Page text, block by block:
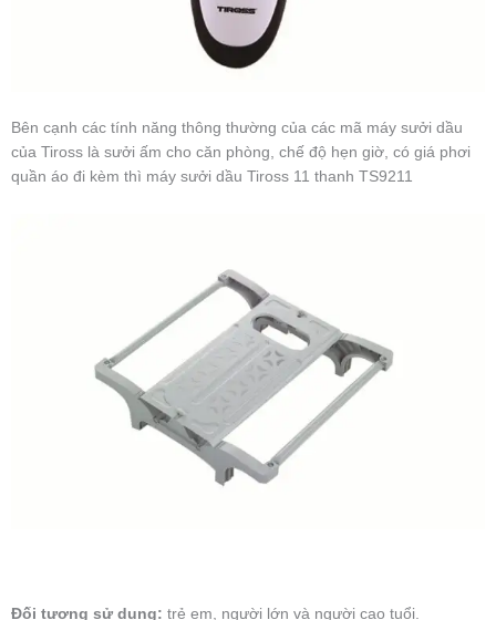
Bên cạnh các tính năng thông thường của các mã máy sưởi dầu
của Tiross là sưởi ấm cho căn phòng, chế độ hẹn giờ, có giá phơi
quần áo đi kèm thì máy sưởi dầu Tiross 11 thanh TS9211
Đối tượng sử dụng: trẻ em, người lớn và người cao tuổi.